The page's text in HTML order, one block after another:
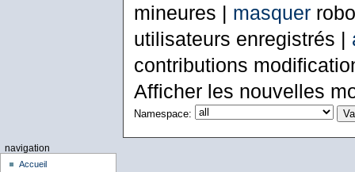
mineures | masquer
utilisateurs enregistrés |
contributions
Afficher les nouvelles
Namespace:
navigation
Accueil